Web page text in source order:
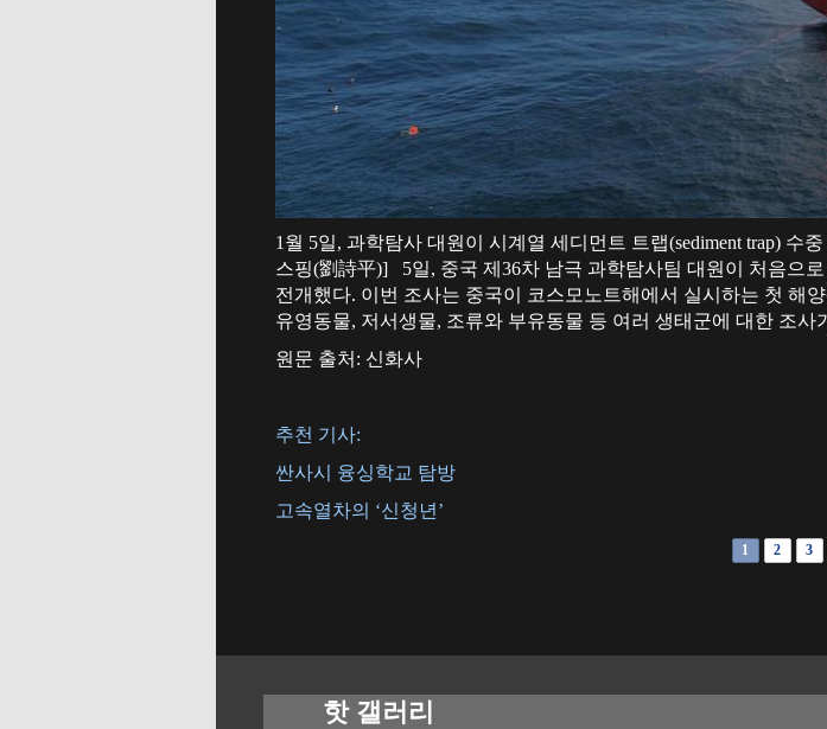
1월 5일, 과학탐사 대원이 시계열 세디먼트 트랩(sediment trap)
스핑(劉詩平)] 5일, 중국 제36차 남극 과학탐사팀 대원이 처음으
전개했다. 이번 조사는 중국이 코스모노트해에서 실시하는 첫 해
유영동물, 저서생물, 조류와 부유동물 등 여러 생태군에 대한 조사
원문 출처: 신화사
추천 기사:
싼사시 융싱학교 탐방
고속열차의 ‘신청년’
1 2 3
핫 갤러리